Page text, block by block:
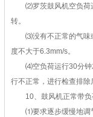
⑵罗茨鼓风机空负荷运
转。
⑶没有不正常的气味或
度不大于6.3mm/s。
⑷空负荷运行30分钟左
行不正常，进行检查排除
10、鼓风机正常带负
⑴要求逐步缓慢地调节